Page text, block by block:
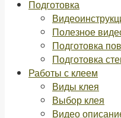
Подготовка
Полезное
Подготовка
Подготовка
Работы с клеем
Виды клея
Выбор клея
Видео